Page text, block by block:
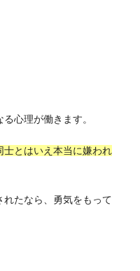
心理が働きます。
士とはいえ本当に嫌われ
れたなら、勇気をもって